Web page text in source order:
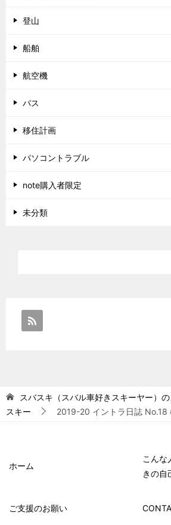
登山
船舶
航空機
バス
移住計画
パソコントラブル
note購入者限定
未分類
スバスキ（スバル車好きスキーヤー）
スキー
2019-20 イントラ日誌 No.18
ホーム
こんな
きの自
ご支援のお願い